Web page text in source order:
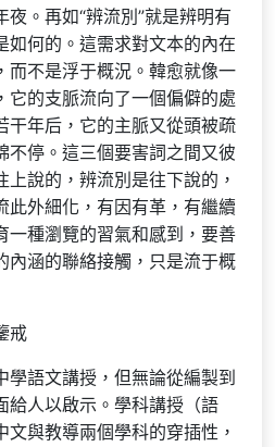
。再如“辨流別”就是辨明有
如何的。這需求對文本的內在
而不是浮于概況。韓愈就像一
它的支脈流向了一個偏僻的處
干年后，它的主脈又從頭被疏
不停。這三個要害詞之間又彼
上說的，辨流別是往下說的，
此外細化，有因有革，有繼續
一種瀏覽的習氣和感到，要善
內涵的聯絡接觸，只是流于概
戒
學語文講授，但無論從編製到
給人以啟示。學科講授（語
與教導兩個學科的穿插性，